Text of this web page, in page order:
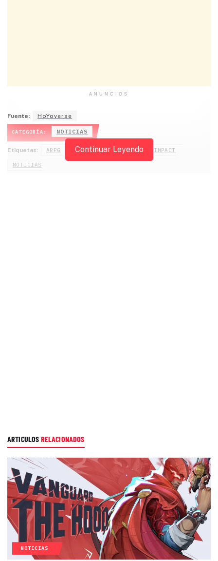
ANUNCIOS
Continuar Leyendo
Fuente: HoYoverse
CATEGORÍA: NOTICIAS
Etiquetas: ARPG GEFORCE NOW GENSHIN IMPACT
NOTICIAS
ARTICULOS RELACIONADOS
NOTICIAS